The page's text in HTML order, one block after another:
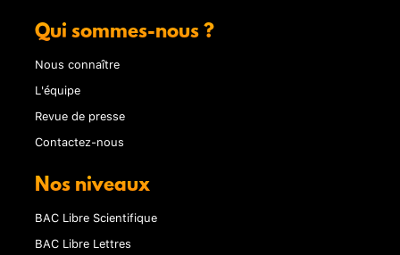
Qui sommes-nous ?
Nous connaître
L'équipe
Revue de presse
Contactez-nous
Nos niveaux
BAC Libre Scientifique
BAC Libre Lettres